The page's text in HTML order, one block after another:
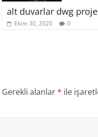
alt duvarlar dwg
Ekim 30, 2020 0
Gerekli alanlar* ile